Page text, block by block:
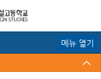
메뉴 열기